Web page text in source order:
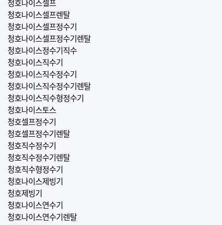
청호나이스셀프
청호나이스셀프렌탈
청호나이스셀프정수기
청호나이스셀프정수기렌탈
청호나이스정수기직수
청호나이스직수기
청호나이스직수정수기
청호나이스직수정수기렌탈
청호나이스직수형정수기
청호나이스토스
청호셀프정수기
청호셀프정수기렌탈
청호직수정수기
청호직수정수기렌탈
청호직수형정수기
청호나이스제빙기
청호제빙기
청호나이스연수기
청호나이스연수기렌탈